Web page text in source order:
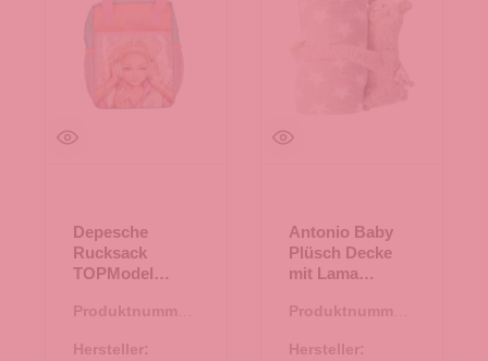
Depesche
Rucksack
TOPModel
Produktnummer:
Hersteller:
Antonio Baby
Plüsch Decke
mit Lama
Braun
Produktnummer:
Hersteller: